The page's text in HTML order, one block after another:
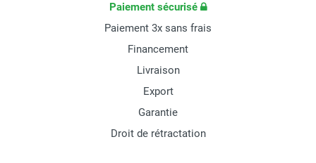
Paiement sécurisé
Paiement 3x sans frais
Financement
Livraison
Export
Garantie
Droit de rétractation